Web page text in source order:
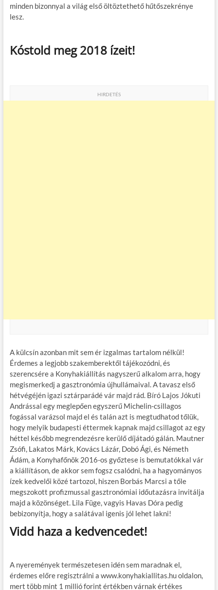
minden bizonnyal a világ első öltöztethető hűtőszekrénye
lesz.
Kóstold meg 2018 ízeit!
HIRDETÉS
A külcsín azonban mit sem ér izgalmas tartalom nélkül!
Érdemes a legjobb szakemberektől tájékozódni, és
szerencsére a Konyhakiállítás nagyszerű alkalom arra, hogy
megismerkedj a gasztronómia újhullámaival. A tavasz első
hétvégéjén igazi sztárparádé vár majd rád. Bíró Lajos Jókuti
Andrással egy meglepően egyszerű Michelin-csillagos
fogással varázsol majd el és talán azt is megtudhatod tőlük,
hogy melyik budapesti éttermek kapnak majd csillagot az egy
héttel később megrendezésre kerülő díjátadó gálán. Mautner
Zsófi, Lakatos Márk, Kovács Lázár, Dobó Ági, és Németh
Ádám, a Konyhafőnök 2016-os győztese is bemutatókkal vár
a kiállításon, de akkor sem fogsz csalódni, ha a hagyományos
ízek kedvelői közé tartozol, hiszen Borbás Marcsi a tőle
megszokott profizmussal gasztronómiai időutazásra invitálja
majd a közönséget. Lila Füge, vagyis Havas Dóra pedig
bebizonyítja, hogy a salátával igenis jól lehet lakni!
Vidd haza a kedvencedet!
A nyeremények természetesen idén sem maradnak el,
érdemes előre regisztrálni a www.konyhakiallitas.hu oldalon,
mert több mint 1 millió forint értékben várnak értékes